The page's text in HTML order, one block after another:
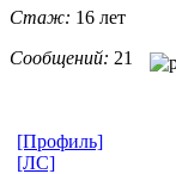
Стаж: 16 лет
Сообщений: 21
[Профиль]
[ЛС]